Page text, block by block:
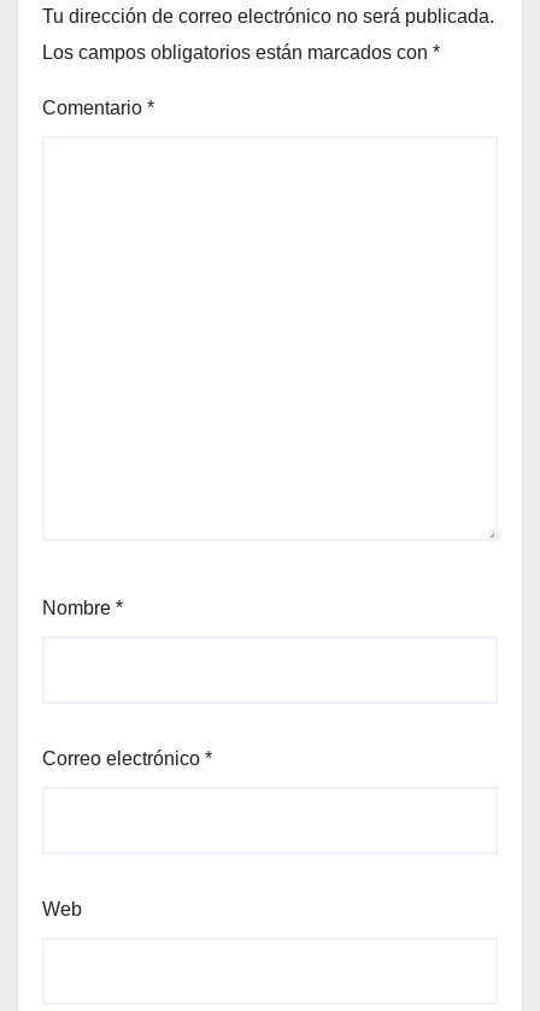
Tu dirección de correo electrónico no será publicada.
Los campos obligatorios están marcados con *
Comentario *
Nombre *
Correo electrónico *
Web